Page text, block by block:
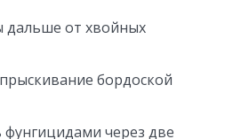
дальше от хвойных
бордоской
через две